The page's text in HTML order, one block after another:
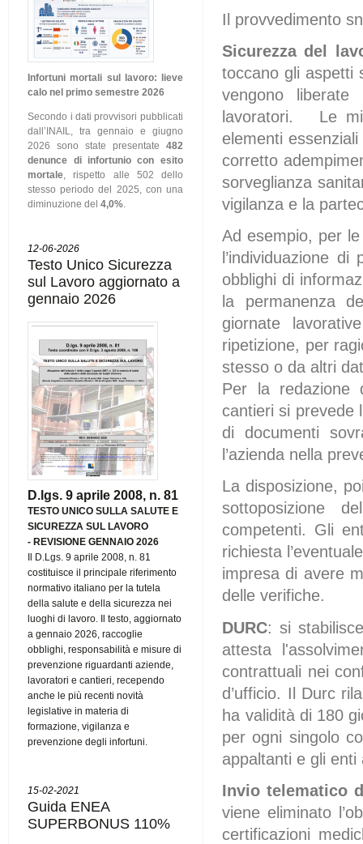
Infortuni mortali sul lavoro: lieve
calo nel primo semestre 2026
Secondo i dati provvisori pubblicati
dall’INAIL, tra gennaio e giugno
2026 sono state presentate 482
denunce di infortunio con esito
mortale , rispetto alle 502 dello
stesso periodo del 2025, con una
diminuzione del4,0%
12-06-2026
Testo Unico Sicurezza
sul Lavoro aggiornato a
gennaio 2026
D.lgs. 9 aprile 2008, n. 81
TESTO UNICO SULLA SALUTE E
SICUREZZA SUL LAVORO
- REVISIONE GENNAIO 2026
Il D.Lgs. 9 aprile 2008, n. 81
costituisce il principale riferimento
normativo italiano per la tutela
della salute e della sicurezza nei
luoghi di lavoro. Il testo, aggiornato
a gennaio 2026, raccoglie
obblighi, responsabilità e misure di
prevenzione riguardanti aziende,
lavoratori e cantieri, recependo
anche le più recenti novità
legislative in materia di
formazione, vigilanza e
prevenzione degli infortuni.
15-02-2021
Guida ENEA
SUPERBONUS 110%
Il provvedimento
Sicurezza del
toccano gli aspetti
vengono
lavoratori. Le
elementi
corretto
sorveglianza
vigilanza e la
Ad esempio, per
l’individuazione
obblighi di
la permanenza
giornate
ripetizione, per
stesso o da altri
Per la redazione
cantieri si prevede
di documenti
l’azienda nella
La disposizione,
sottoposizione
competenti. Gli
richiesta
impresa di avere
delle verifiche.
DURC: si
attesta
contrattuali nei
d’ufficio. Il Durc
ha validità di 180
per ogni singolo
appaltanti e gli enti
Invio telematico
viene eliminato
certificazioni